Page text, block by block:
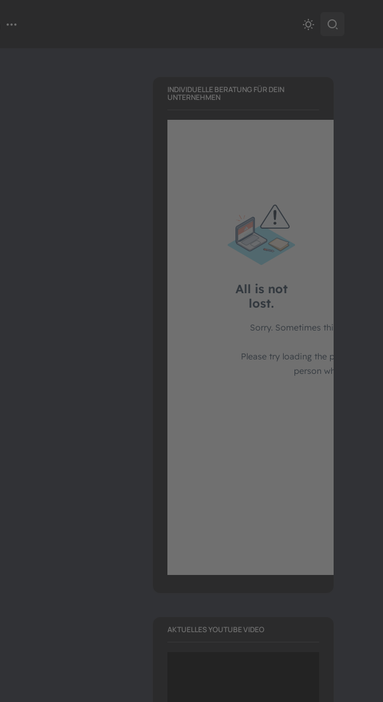
INDIVIDUELLE BERATUNG FÜR DEIN
UNTERNEHMEN
AKTUELLES YOUTUBE VIDEO